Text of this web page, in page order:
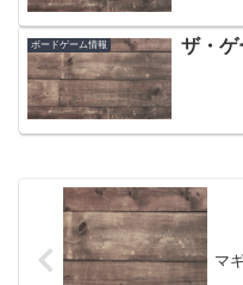
ボードゲーム情報 ザ・ゲ
マ